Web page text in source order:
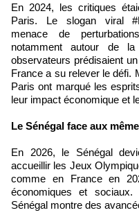
En 2024, les critiques
Paris. Le slogan viral
menace de
notamment autour de
observateurs prédisaient
France a su relever le défi.
Paris ont marqué les
leur impact économique et
Le Sénégal face aux
En 2026, le Sénégal
accueillir les Jeux
comme en France en
économiques et
Sénégal montre des